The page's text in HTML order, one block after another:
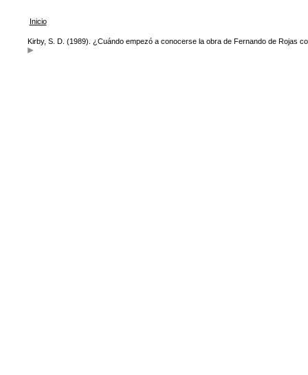
Inicio
Kirby, S. D. (1989). ¿Cuándo empezó a conocerse la obra de Fernando de Rojas